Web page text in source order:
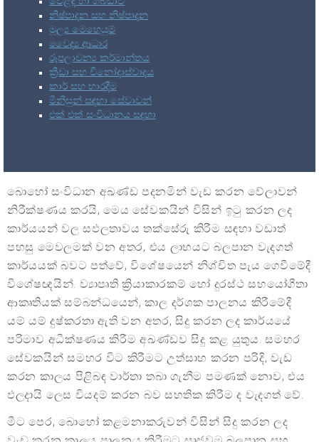
නිෂ්පාදන සහ නිෂ්පාදන
මූල්‍ය මෙහෙයුම්
වෛද්‍ය ආධාර
රූපලාවන්‍ය කර්මාන්තය
ක්‍රීඩා සහ විනෝදාස්වාදය
කාර් සහ භාරදීම
මිනිසුන් සඳහා සේවාවන්
එක් එක් සංවිධානය සඳහා
බොහෝ සංවිධාන අඛණ්ඩ පදනමින් වැඩ කරන වේලාවන්
නිරීක්ෂණය කරයි, මෙය සේවකයින් විසින් ඉටු කරන ලද
කාර්යයන් වල සඵලතාවය තක්සේරු කිරීම සඳහා වඩාත්
පහසු මෙවලමක් වන අතර, එය ලාභයට බලපාන වැදගත්
කාර්යයක් බවට පත්වේ, විශේෂයෙන් නිශ්චිත පැය ගෙවීමේදී
විශේෂඥයින්. ව්‍යාපෘති ක්‍රියාකාරකම් හෝ දුරස්ථ සහයෝගීතා
ආකෘතියක් සම්බන්ධයෙන්, කාල දර්ශක පාලනය කිරීමේදී
යම් යම් දුෂ්කරතා ඇති වන අතර, සිදු කරන ලද කාර්යයේ
පරිමාව අධීක්ෂණය කිරීම අඛණ්ඩව සිදු කළ යුතුය. සමහර
සේවකයින් සමහර විට කිරීමට උත්සාහ කරන පරිදි, වැඩ
කරන කාලය පිළිබඳ වාර්තා තබා ගැනීම පමණක් නොව, එය
ඵලදායි ලෙස වියදම් කරන බව සහතික කිරීම ද වැදගත් වේ.
මීට පෙර, බොහෝ කළමනාකරුවන් විසින් සිදු කරන ලද